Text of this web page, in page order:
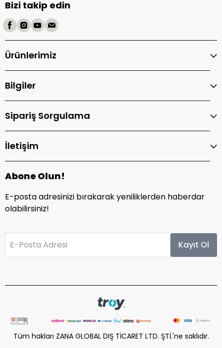
Bizi takip edin
Ürünlerimiz
Bilgiler
Sipariş Sorgulama
İletişim
Abone Olun!
E-posta adresinizi bırakarak yeniliklerden haberdar
olabilirsiniz!
E-Posta Adresi Kayıt Ol
Tüm hakları ZANA GLOBAL DIŞ TİCARET LTD. ŞTİ.'ne saklıdır.